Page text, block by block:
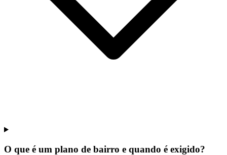
O que é um plano de bairro e quando é exigido?